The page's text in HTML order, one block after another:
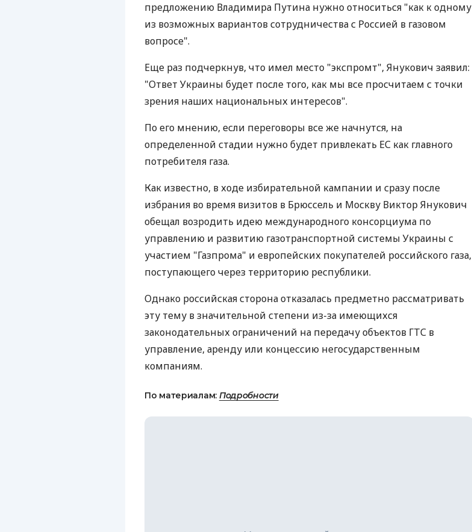
предложению Владимира Путина нужно относиться "как к одному
из возможных вариантов сотрудничества с Россией в газовом
вопросе".
Еще раз подчеркнув, что имел место "экспромт", Янукович заявил:
"Ответ Украины будет после того, как мы все просчитаем с точки
зрения наших национальных интересов".
По его мнению, если переговоры все же начнутся, на
определенной стадии нужно будет привлекать ЕС как главного
потребителя газа.
Как известно, в ходе избирательной кампании и сразу после
избрания во время визитов в Брюссель и Москву Виктор Янукович
обещал возродить идею международного консорциума по
управлению и развитию газотранспортной системы Украины с
участием "Газпрома" и европейских покупателей российского газа,
поступающего через территорию республики.
Однако российская сторона отказалась предметно рассматривать
эту тему в значительной степени из-за имеющихся
законодательных ограничений на передачу объектов ГТС в
управление, аренду или концессию негосударственным
компаниям.
По материалам: Подробности